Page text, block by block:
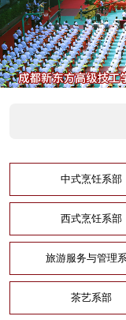
中式烹饪系部
西式烹饪系部
旅游服务与管理
茶艺系部